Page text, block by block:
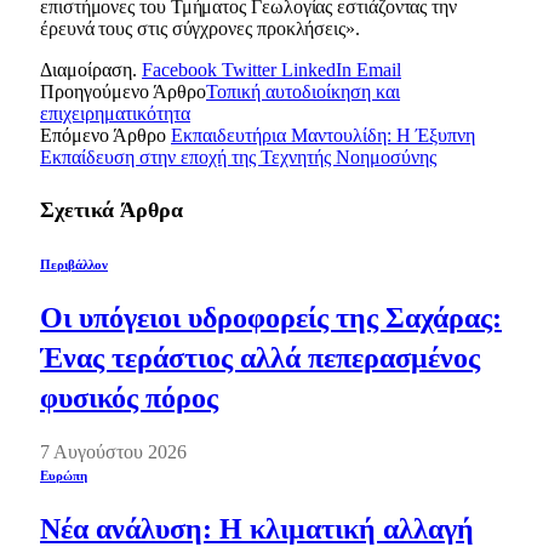
επιστήμονες του Τμήματος Γεωλογίας εστιάζοντας την
έρευνά τους στις σύγχρονες προκλήσεις».
Διαμοίραση. Facebook Twitter LinkedIn Email
Προηγούμενο ΆρθροΤοπική αυτοδιοίκηση και
επιχειρηματικότητα
Επόμενο Άρθρο Εκπαιδευτήρια Μαντουλίδη: Η Έξυπνη
Εκπαίδευση στην εποχή της Τεχνητής Νοημοσύνης
Σχετικά Άρθρα
Περιβάλλον
Οι υπόγειοι υδροφορείς της Σαχάρας:
Ένας τεράστιος αλλά πεπερασμένος
φυσικός πόρος
7 Αυγούστου 2026
Ευρώπη
Νέα ανάλυση: Η κλιματική αλλαγή